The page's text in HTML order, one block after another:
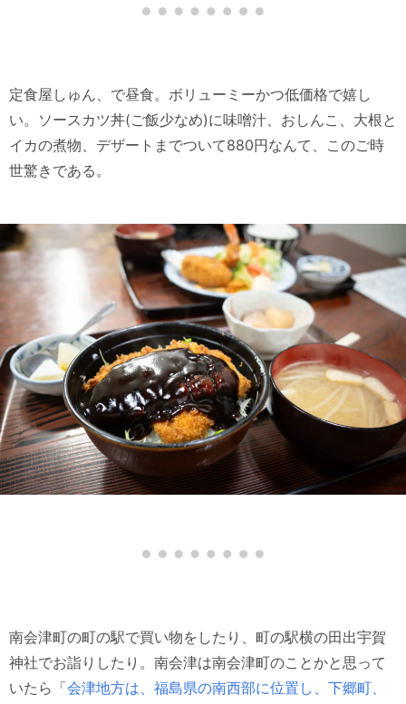
定食屋しゅん、で昼食。ボリューミーかつ低価格で嬉し
い。ソースカツ丼(ご飯少なめ)に味噌汁、おしんこ、大根と
イカの煮物、デザートまでついて880円なんて、このご時
世驚きである。
南会津町の町の駅で買い物をしたり、町の駅横の田出宇賀
神社でお詣りしたり。南会津は南会津町のことかと思って
いたら「会津地方は、福島県の南西部に位置し、下郷町、